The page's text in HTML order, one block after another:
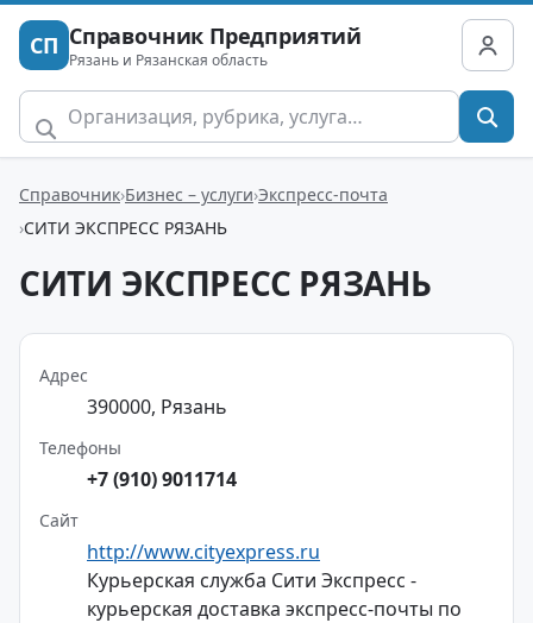
СП Справочник Предприятий
Рязань и Рязанская область
Справочник Бизнес – услуги Экспресс-почта
СИТИ ЭКСПРЕСС РЯЗАНЬ
СИТИ ЭКСПРЕСС РЯЗАНЬ
Адрес
390000, Рязань
Телефоны
+7 (910) 9011714
Сайт
http://www.cityexpress.ru
Курьерская служба Сити Экспресс -
курьерская доставка экспресс-почты по